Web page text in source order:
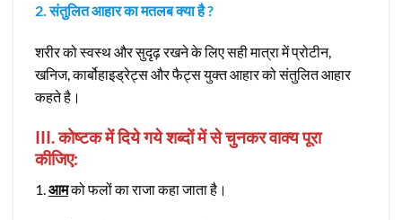
2. संतुलित आहार का मतलब क्या है ?
शरीर को स्वस्थ और सुदृढ़ रखने के लिए सही मात्रा में प्रोटीन,
खनिज, कार्बोहाइड्रेट्स और फैट्स युक्त आहार को संतुलित आहार
कहते है।
III. कोष्टक में दिये गये शब्दों में से चुनकर वाक्य पूरा
कीजिए:
1.आमको फलों का राजा कहा जाता है।